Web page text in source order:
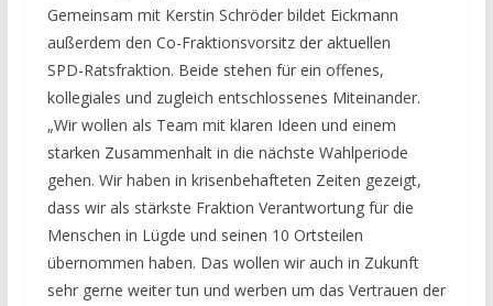
Gemeinsam mit Kerstin Schröder bildet Eickmann
außerdem den Co-Fraktionsvorsitz der aktuellen
SPD-Ratsfraktion. Beide stehen für ein offenes,
kollegiales und zugleich entschlossenes Miteinander.
„Wir wollen als Team mit klaren Ideen und einem
starken Zusammenhalt in die nächste Wahlperiode
gehen. Wir haben in krisenbehafteten Zeiten gezeigt,
dass wir als stärkste Fraktion Verantwortung für die
Menschen in Lügde und seinen 10 Ortsteilen
übernommen haben. Das wollen wir auch in Zukunft
sehr gerne weiter tun und werben um das Vertrauen der